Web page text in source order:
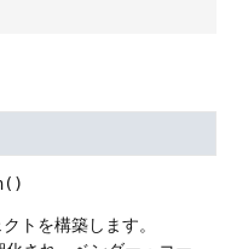
()
トを構築します。